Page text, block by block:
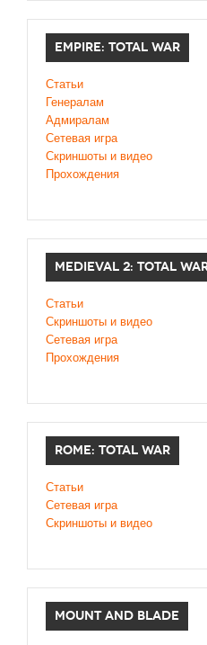
EMPIRE: TOTAL WAR
Статьи
Генералам
Адмиралам
Сетевая игра
Скриншоты и видео
Прохождения
MEDIEVAL 2: TOTAL
Статьи
Скриншоты и видео
Сетевая игра
Прохождения
ROME: TOTAL WAR
Статьи
Сетевая игра
Скриншоты и видео
MOUNT AND BLADE